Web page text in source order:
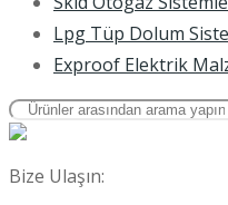
Lpg Tüp Dolum
Exproof Elektrik
Bize Ulaşın: